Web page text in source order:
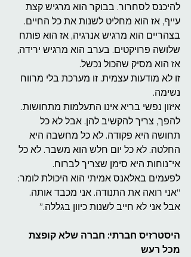
להיכנס לסחרור. בבוקר הוא מרגיש קצת
עייף, אז הוא מחליט לשנות את כל החיים.
בצהריים הוא מרגיש אנרגיה, אז הוא פותח
שלושה פרויקטים. בערב הוא מרגיש ירידה,
אז הוא מסיק שהכול נכשל.
זו לא מודעות עצמית. זו מערכת בלי מרווח
נשימה.
איזון נפשי בריא אינו התעלמות מתחושות.
להפך, צריך להקשיב להן. אבל לא כל
תחושה היא פקודה. לא כל מחשבה היא
החלטה. לא כל יום חלש הוא משבר. לא כל
אי־נוחות היא סימן שצריך לברוח.
לפעמים באלאנס אמיתי הוא היכולת לומר:
“אני רואה את התנודה. אני מכבד אותה.
אבל אני לא חייב לשנות כיוון בגללה.”
היסטרזיס חברתי: חברה שלא קופצת
מכל רעש